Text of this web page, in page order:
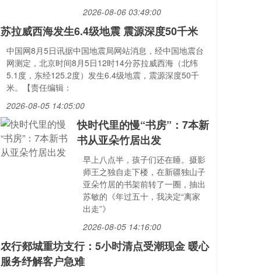
2026-08-06 03:49:00
苏拉威西海发生6.4级地震 震源深度50千米
中国网8月5日讯据中国地震局网站消息，经中国地震台
网测定，北京时间8月5日12时14分苏拉威西海（北纬
5.1度，东经125.2度）发生6.4级地震，震源深度50千
米。【责任编辑：
2026-08-05 14:05:00
快时代里的慢“书房”：7本新
书从亚朵竹居出发
早上八点半，孩子们还在睡。摄影
师王之独自走下楼，在新疆独山子
亚朵竹居的书架前转了一圈，抽出
苏敏的《年过五十，我决定“离家
出走”》
2026-08-05 14:16:00
农行郯城重坊支行：5小时清点受潮现金 暖心
服务纾解客户急难